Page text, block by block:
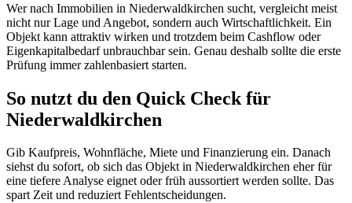
Wer nach Immobilien in Niederwaldkirchen sucht, vergleicht meist
nicht nur Lage und Angebot, sondern auch Wirtschaftlichkeit. Ein
Objekt kann attraktiv wirken und trotzdem beim Cashflow oder
Eigenkapitalbedarf unbrauchbar sein. Genau deshalb sollte die erste
Prüfung immer zahlenbasiert starten.
So nutzt du den Quick Check für
Niederwaldkirchen
Gib Kaufpreis, Wohnfläche, Miete und Finanzierung ein. Danach
siehst du sofort, ob sich das Objekt in Niederwaldkirchen eher für
eine tiefere Analyse eignet oder früh aussortiert werden sollte. Das
spart Zeit und reduziert Fehlentscheidungen.